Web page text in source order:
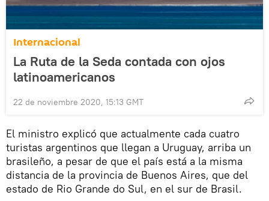
Internacional
La Ruta de la Seda contada con ojos
latinoamericanos
22 de noviembre 2020, 15:13 GMT
El ministro explicó que actualmente cada cuatro
turistas argentinos que llegan a Uruguay, arriba un
brasileño, a pesar de que el país está a la misma
distancia de la provincia de Buenos Aires, que del
estado de Rio Grande do Sul, en el sur de Brasil.